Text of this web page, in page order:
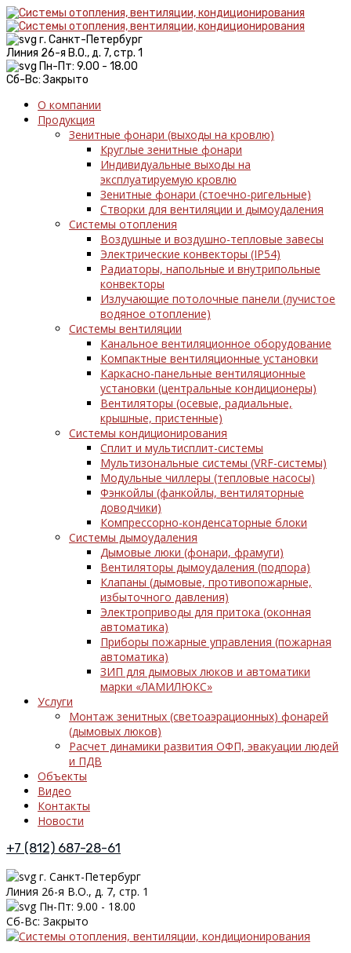
г. Санкт-Петербург
Линия 26-я В.О., д. 7, стр. 1
Пн-Пт: 9.00 - 18.00
Сб-Вс: Закрыто
О компании
Продукция
Зенитные фонари (выходы на кровлю)
Круглые зенитные фонари
Индивидуальные выходы на
эксплуатируемую кровлю
Зенитные фонари (стоечно-ригельные)
Створки для вентиляции и дымоудаления
Системы отопления
Воздушные и воздушно-тепловые завесы
Электрические конвекторы (IP54)
Радиаторы, напольные и внутрипольные
конвекторы
Излучающие потолочные панели (лучистое
водяное отопление)
Системы вентиляции
Канальное вентиляционное оборудование
Компактные вентиляционные установки
Каркасно-панельные вентиляционные
установки (центральные кондиционеры)
Вентиляторы (осевые, радиальные,
крышные, пристенные)
Системы кондиционирования
Сплит и мультисплит-системы
Мультизональные системы (VRF-системы)
Модульные чиллеры (тепловые насосы)
Фэнкойлы (фанкойлы, вентиляторные
доводчики)
Компрессорно-конденсаторные блоки
Системы дымоудаления
Дымовые люки (фонари, фрамуги)
Вентиляторы дымоудаления (подпора)
Клапаны (дымовые, противопожарные,
избыточного давления)
Электроприводы для притока (оконная
автоматика)
Приборы пожарные управления (пожарная
автоматика)
ЗИП для дымовых люков и автоматики
марки «ЛАМИЛЮКС»
Услуги
Монтаж зенитных (светоаэрационных) фонарей
(дымовых люков)
Расчет динамики развития ОФП, эвакуации людей
и ПДВ
Объекты
Видео
Контакты
Новости
+7 (812) 687-28-61
г. Санкт-Петербург
Линия 26-я В.О., д. 7, стр. 1
Пн-Пт: 9.00 - 18.00
Сб-Вс: Закрыто